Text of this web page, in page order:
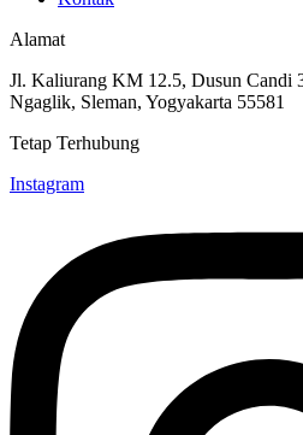
Alamat
Jl. Kaliurang KM 12.5, Dusun Candi
Ngaglik, Sleman, Yogyakarta 55581
Tetap Terhubung
Instagram